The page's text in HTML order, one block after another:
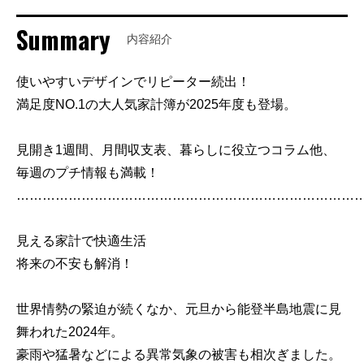
Summary 内容紹介
使いやすいデザインでリピーター続出！
満足度NO.1の大人気家計簿が2025年度も登場。
見開き1週間、月間収支表、暮らしに役立つコラム他、
毎週のプチ情報も満載！
見える家計で快適生活
将来の不安も解消！
世界情勢の緊迫が続くなか、元旦から能登半島地震に見
舞われた2024年。
豪雨や猛暑などによる異常気象の被害も相次ぎました。